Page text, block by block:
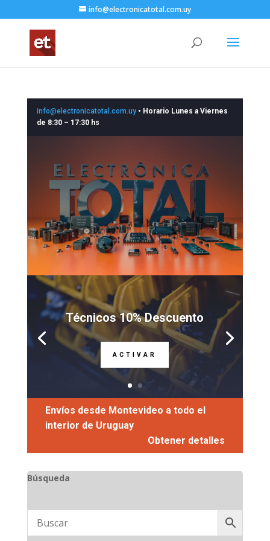
info@electronicatotal.com.uy
info@electronicatotal.com.uy• Horario Lunes a Viernes
de 8:30 – 17:30 hs
Técnicos 10% Descuento
ACTIVAR
Envíos desde Montevideo a todo el
interior de Uruguay
Obtener detalles
Búsqueda